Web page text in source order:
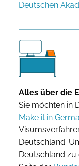
Deutschen
Alles über die
Sie möchten in
Make it in
Deutschland.
Deutschland zu